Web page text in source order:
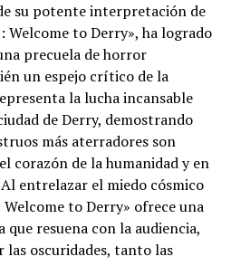
su potente interpretación de
to Derry», ha logrado
precuela de horror
un espejo crítico de la
la lucha incansable
de Derry, demostrando
más aterradores son
corazón de la humanidad y en
entrelazar el miedo cósmico
to Derry» ofrece una
resuena con la audiencia,
oscuridades, tanto las